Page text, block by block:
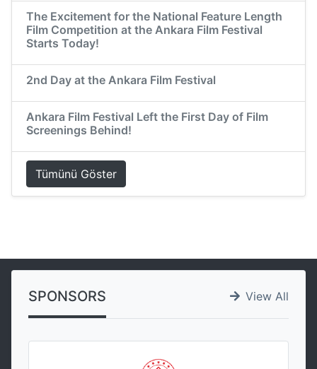
The Excitement for the National Feature Length
Film Competition at the Ankara Film Festival
Starts Today!
2nd Day at the Ankara Film Festival
Ankara Film Festival Left the First Day of Film
Screenings Behind!
Tümünü Göster
View All
SPONSORS